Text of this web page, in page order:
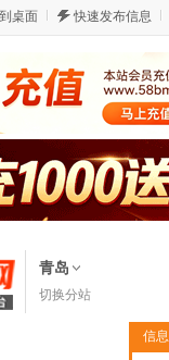
桌面 快速发布信息
青岛
切换分站
信息